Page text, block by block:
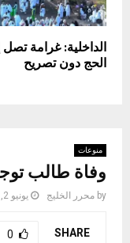
الحج دون تصريح
منوعات
وفاة طالب
by محرر الخليج يونيو 2, 2026
SHARE
0